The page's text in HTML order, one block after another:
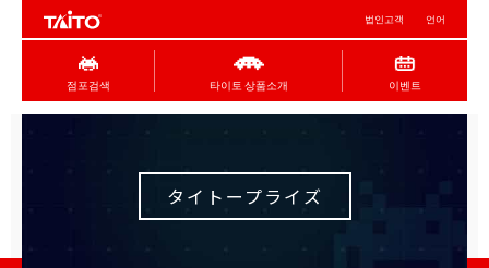
법인고객 언어
점포검색 타이토 상품소개 이벤트
タイトープライズ